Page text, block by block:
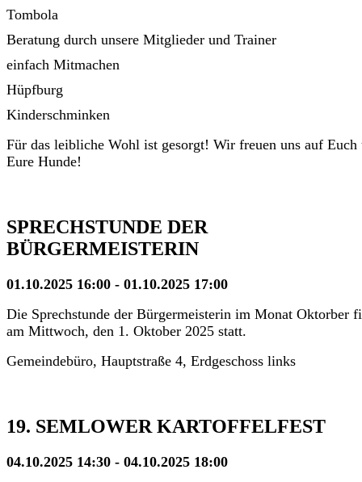
Tombola
Beratung durch unsere Mitglieder und Trainer
einfach Mitmachen
Hüpfburg
Kinderschminken
Für das leibliche Wohl ist gesorgt! Wir freuen uns auf Euch
Eure Hunde!
SPRECHSTUNDE DER
BÜRGERMEISTERIN
01.10.2025 16:00 - 01.10.2025 17:00
Die Sprechstunde der Bürgermeisterin im Monat Oktorber
am Mittwoch, den 1. Oktober 2025 statt.
Gemeindebüro, Hauptstraße 4, Erdgeschoss links
19. SEMLOWER KARTOFFELFEST
04.10.2025 14:30 - 04.10.2025 18:00